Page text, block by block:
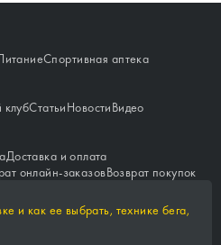
Спортивная аптека
клубСтатьиНовостиВидео
Доставка и оплата
онлайн-заказовВозврат покупок
и как ее выбрать, технике бега,